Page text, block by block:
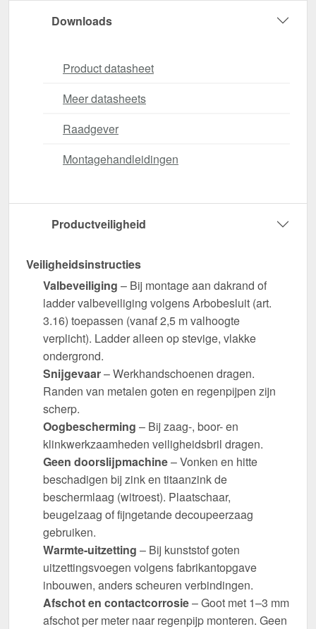
Downloads
Product datasheet
Meer datasheets
Raadgever
Montagehandleidingen
Productveiligheid
Veiligheidsinstructies
Valbeveiliging – Bij montage aan dakrand of
ladder valbeveiliging volgens Arbobesluit (art.
3.16) toepassen (vanaf 2,5 m valhoogte
verplicht). Ladder alleen op stevige, vlakke
ondergrond.
Snijgevaar– Werkhandschoenen dragen.
Randen van metalen goten en regenpijpen zijn
scherp.
Oogbescherming – Bij zaag-, boor- en
klinkwerkzaamheden veiligheidsbril dragen.
Geen doorslijpmachine– Vonken en hitte
beschadigen bij zink en titaanzink de
beschermlaag (witroest). Plaatschaar,
beugelzaag of fijngetande decoupeerzaag
gebruiken.
Warmte-uitzetting – Bij kunststof goten
uitzettingsvoegen volgens fabrikantopgave
inbouwen, anders scheuren verbindingen.
Afschot en contactcorrosie– Goot met 1–3 mm
afschot per meter naar regenpijp monteren. Geen